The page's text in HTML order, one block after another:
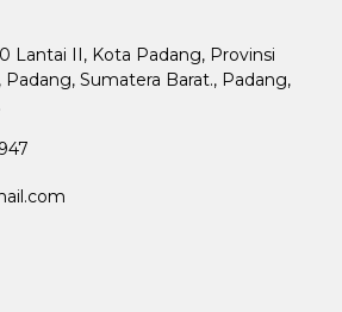
Lantai II, Kota Padang, Provinsi
Sumatera Barat., Padang,